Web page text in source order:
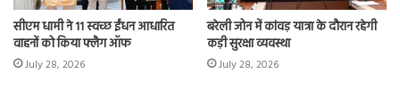
सीएम धामी ने 11 स्वच्छ ईंधन आधारित
वाहनों को किया फ्लैग ऑफ
July 28, 2026
बरेली जोन में कांवड़ यात्रा के दौरान रहेगी
कड़ी सुरक्षा व्यवस्था
July 28, 2026